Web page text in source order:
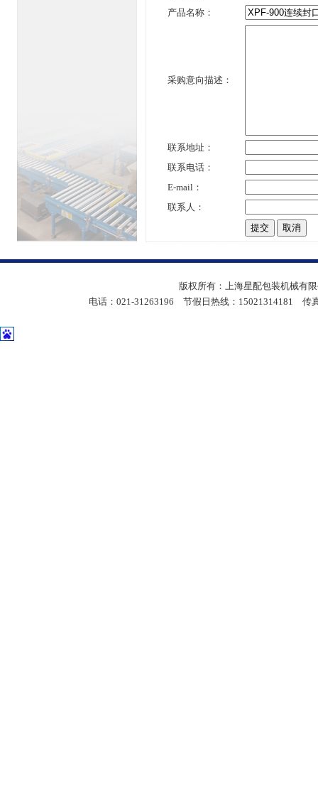
产品名称：
采购意向描述：
联系地址：
联系电话：
E-mail：
联系人：
版权所有：上海星配包装机械有
电话：021-31263196 节假日热线：15021314181 传